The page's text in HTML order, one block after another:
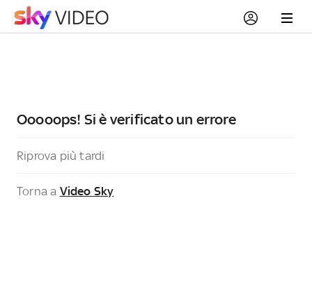
Ooooops! Si è verificato un errore
Riprova più tardi
Torna a Video Sky